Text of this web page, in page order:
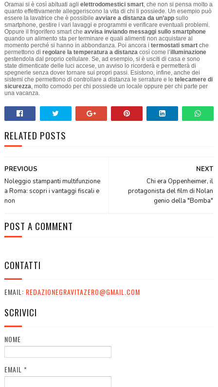
Oramai si è così abituati agli elettrodomestici smart, che non si pensa molto a
quanto effettivamente alleggeriscono la vita di chi li possiede. Un esempio può
essere la lavatrice che è possibile avviare a distanza da un’appsullo
smartphone, gestire i vari lavaggi e programmi e verificare eventuali problemi.
Oppure il frigorifero smart che avvisa inviando messaggi sullo smartphone
quando un alimento sta per terminare e quali alimenti non acquistare al
momento perché si hanno in abbondanza. Poi ancora i termostati smartche
permettono di regolare la temperatura a distanzacosì come l’illuminazione
gestendola dal proprio cellulare. Se, ad esempio, si è usciti di casa e sono
state dimenticate delle luci accese, un avviso lo ricorderà e permetterà di
spegnerle senza dover tornare sui propri passi. Esistono, infine, anche dei
sistemi che permettono di controllare a distanza le serrature e le telecamere di
sicurezza, molto comodo per chi possiede un locale oppure per chi parte per
una vacanza.
RELATED POSTS
NEXT
Chi era Oppenheimer, il
protagonista del film di Nolan
genio della "Bomba"
PREVIOUS
Noleggio stampanti multifunzione
a Roma: scopri i vantaggi fiscali e
non
POST A COMMENT
CONTATTI
EMAIL: REDAZIONEGRAVITAZERO@GMAIL.COM
SCRIVICI
NOME
EMAIL *